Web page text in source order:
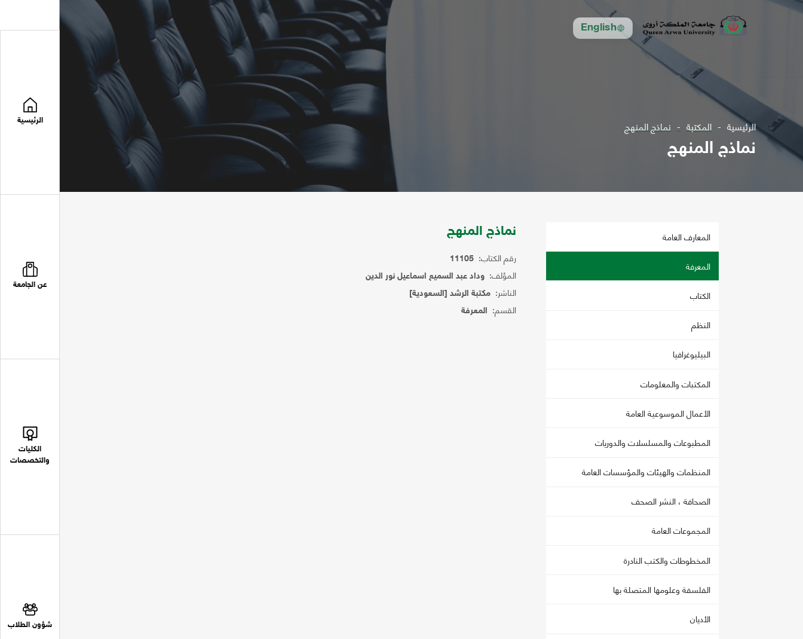
English
الرئيسية
عن الجامعة
الكليات
والتخصصات
شؤون الطلاب
الرئيسية المكتبة نماذج المنهج
نماذج المنهج
المعارف العامة
المعرفة
الكتاب
النظم
البيليوغرافيا
المكتبات والمعلومات
الأعمال الموسوعية العامة
المطبوعات والمسلسلات والدوريات
المنظمات والهيئات والمؤسسات العامة
الصحافة ، النشر الصحف
المجموعات العامة
المخطوطات والكتب النادرة
الفلسفة وعلومها المتصلة بها
الأديان
نماذج المنهج
رقم الكتاب: 11105
المؤلف: وداد عبد السميع اسماعيل نور الدين
الناشر: مكتبة الرشد [السعودية]
القسم: المعرفة